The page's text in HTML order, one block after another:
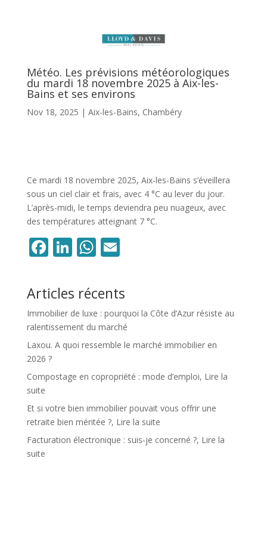
Météo. Les prévisions météorologiques
du mardi 18 novembre 2025 à Aix-les-
Bains et ses environs
Nov 18, 2025 | Aix-les-Bains, Chambéry
Ce mardi 18 novembre 2025, Aix-les-Bains s’éveillera
sous un ciel clair et frais, avec 4 °C au lever du jour.
L’après-midi, le temps deviendra peu nuageux, avec
des températures atteignant 7 °C.
Facebook
LinkedIn
WhatsApp
Email
Articles récents
Immobilier de luxe : pourquoi la Côte d’Azur résiste au
ralentissement du marché
Laxou. A quoi ressemble le marché immobilier en
2026 ?
Compostage en copropriété : mode d’emploi, Lire la
suite
Et si votre bien immobilier pouvait vous offrir une
retraite bien méritée ?, Lire la suite
Facturation électronique : suis-je concerné ?, Lire la
suite